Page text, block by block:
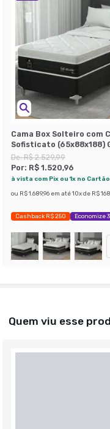
Cama Box Solteiro com
Sofisticato (65x88x188)
Branco
De:R$ 2.529,99
Por: R$ 1.520,96
à vista com Pix ou 1x no
ou R$ 1.689,96 em até 10x de R$
Cashback R$ 250 Economize
Quem viu esse